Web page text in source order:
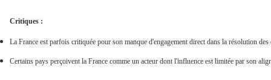
Critiques :
La France est parfois critiquée pour son manque d'engagement direct dans la résolution
Certains pays perçoivent la France comme un acteur dont l'influence est limitée par son